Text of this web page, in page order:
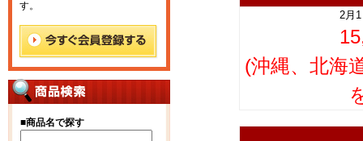
す。
■商品名で探す
2月
(沖縄、北海